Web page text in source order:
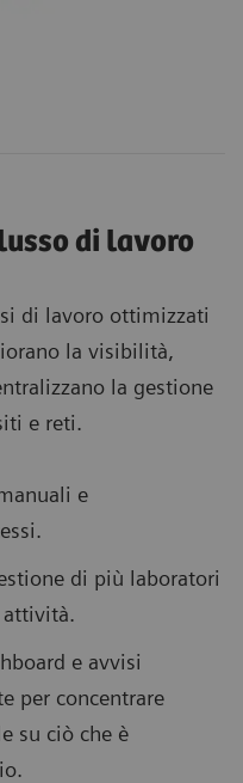
di lavoro
di lavoro ottimizzati
la visibilità,
la gestione
e reti.
e
di più laboratori
attività.
e avvisi
per concentrare
su ciò che è